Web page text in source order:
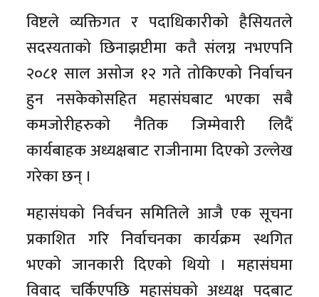
विष्टले व्यक्तिगत र पदाधिकारीको हैसियतले
सदस्यताको छिनाझप्टीमा कतै संलग्न नभएपनि
२०८१ साल असोज १२ गते तोकिएको निर्वाचन
हुन नसकेकोसहित महासंघबाट भएका सबै
कमजोरीहरुको नैतिक जिम्मेवारी लिदैं
कार्यबाहक अध्यक्षबाट राजीनामा दिएको उल्लेख
गरेका छन् ।
महासंघको निर्वचन समितिले आजै एक सूचना
प्रकाशित गरि निर्वाचनका कार्यक्रम स्थगित
भएको जानकारी दिएको थियो । महासंघमा
विवाद चर्किएपछि महासंघको अध्यक्ष पदबाट